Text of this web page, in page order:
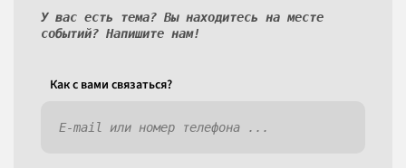
У вас есть тема? Вы находитесь на месте
событий? Напишите нам!
Как c вами связаться?